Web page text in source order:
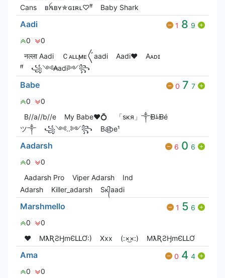
Cans
ʙꫝʙʏ✯ɢɪʀʟ♡ᶠᶠ Baby Shark
Aadi 1 8 9
0
0
नल्ला Aadi
Ｃᴀʟʟㅤϻᴇ〲aadi Aadi❤️
Aᴀᴅɪㅤ
ᶠᶠ
꧁༺₳adi༻꧂
Babe 0 7 7
0
0
B//a//b//e
My Babe❤💍
「ѕкя」༒ᙩﾑᙩé
ツ༒
꧁༺..༻꧂ Ba͜͡be¹
Aadarsh 6 0 6
0
0
Aadarsh Pro
Viper Adarsh
Ind
Adarsh
Killer_adarsh Sᴋ᭄aadi
Marshmello 1 5 6
0
0
❤️
MƛƦƧӇmЄԼԼƠ:) Xxx (:×͜×:) MƛƦƧӇmЄԼԼƠ
Ama 0 4 4
0
0